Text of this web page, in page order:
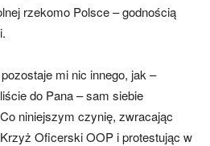
rzekomo Polsce – godnością
mi nic innego, jak –
do Pana – sam siebie
niniejszym czynię, zwracając
Oficerski OOP i protestując w